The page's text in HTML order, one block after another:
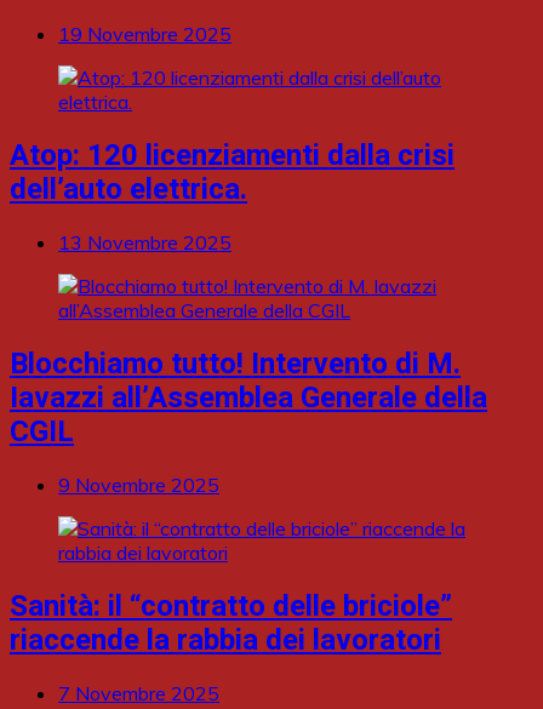
19 Novembre 2025
Atop: 120 licenziamenti dalla crisi
dell’auto elettrica.
13 Novembre 2025
Blocchiamo tutto! Intervento di M.
Iavazzi all’Assemblea Generale della
CGIL
9 Novembre 2025
Sanità: il “contratto delle briciole”
riaccende la rabbia dei lavoratori
7 Novembre 2025